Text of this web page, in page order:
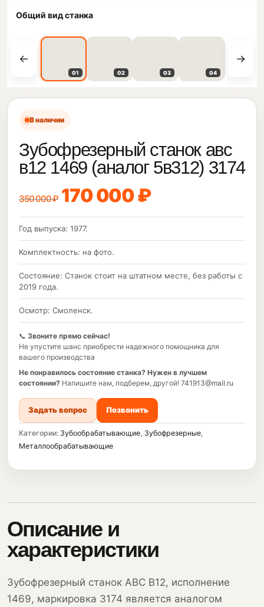
01 02 03 04
Общий вид станка
В наличии
Зубофрезерный станок авс
в12 1469 (аналог 5в312) 3174
350 000 ₽ 170 000 ₽
Год выпуска: 1977.
Комплектность: на фото.
Состояние: Станок стоит на штатном месте, без работы с
2019 года.
Осмотр: Смоленск.
📞 Звоните прямо сейчас!
Не упустите шанс приобрести надежного помощника для
вашего производства
Не понравилось состояние станка? Нужен в лучшем
состоянии? Напишите нам, подберем, другой! 741913@mail.ru
Задать вопрос Позвонить
Категории: Зубообрабатывающие, Зубофрезерные,
Металлообрабатывающие
Описание и
характеристики
Зубофрезерный станок АВС В12, исполнение
1469, маркировка 3174 является аналогом